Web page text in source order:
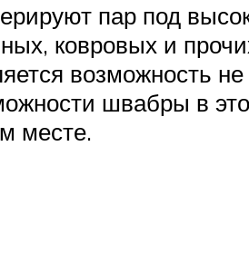
пар под
ковровых и
возможность
швабры в
месте.